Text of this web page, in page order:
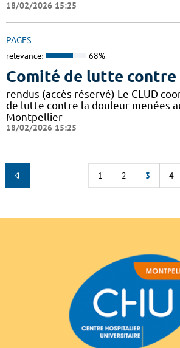
18/02/2026 15:25
PAGES
relevance: 68%
Comité de lutte contre
rendus (accès réservé) Le CLUD
de lutte contre la douleur menées
Montpellier
18/02/2026 15:25
1 2 3 4